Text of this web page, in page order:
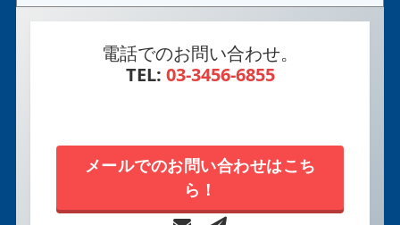
電話でのお問い合わせ。
TEL: 03-3456-6855
メールでのお問い合わせはこち
ら！